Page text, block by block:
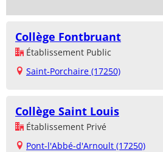
Collège Fontbruant
Établissement Public
Saint-Porchaire (17250)
Collège Saint Louis
Établissement Privé
Pont-l'Abbé-d'Arnoult (17250)